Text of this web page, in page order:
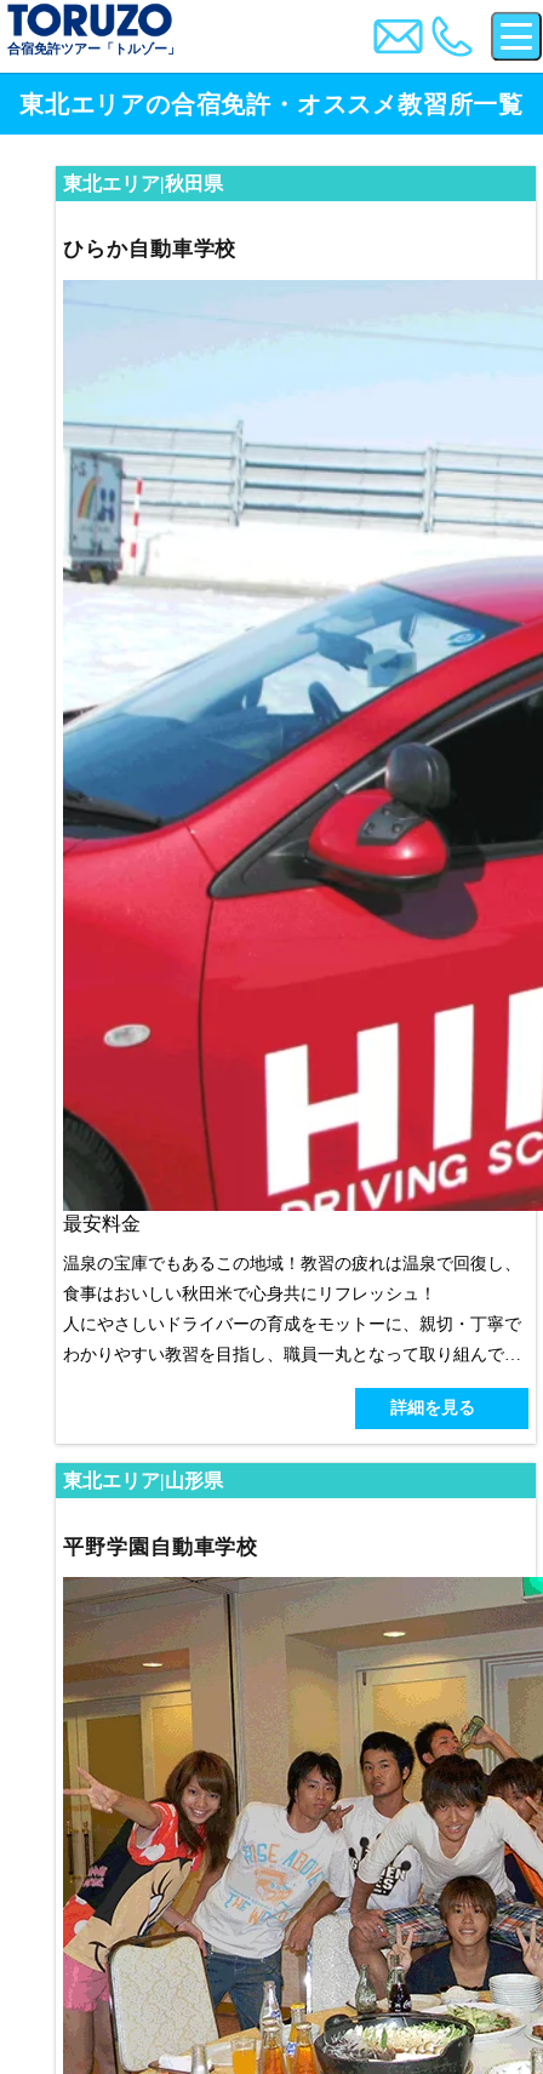
合宿免許ツアー「トルゾー」
東北エリアの合宿免許・オススメ教習所一覧
東北エリア|秋田県
ひらか自動車学校
最安料金
温泉の宝庫でもあるこの地域！教習の疲れは温泉で回復し、
食事はおいしい秋田米で心身共にリフレッシュ！
人にやさしいドライバーの育成をモットーに、親切・丁寧で
わかりやすい教習を目指し、職員一丸となって取り組んでい
ます。のどかな田舎でのびのびと合宿生活を送りませんか？
【合宿担当・指導員の方が特にアピールしたいこと】
小規模校の特性を活かし、お客様ひとりひとりに目が行き届
また、指導員は教習生の目線になって教習することを心がけ
フレンドリーな指導員に何でも質問してください。
【教習生に人気のグルメ】
・横手やきそば ・きりたんぽ ・稲庭うどん
【教習生にオススメの人気スポット】
・秋田ふるさと村 http://www.akitafurusatomura.co.jp/
・まんが美術館 https://manga-museum.com/
・増田の内蔵 http://masudakanko.com/uchigura/
詳細を見る
東北エリア|山形県
平野学園自動車学校